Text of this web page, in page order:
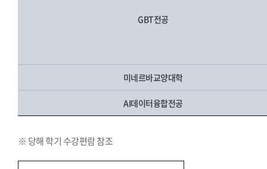
GBT전공
미네르바교양대학
AI데이터융합전공
※ 당해 학기 수강편람 참조